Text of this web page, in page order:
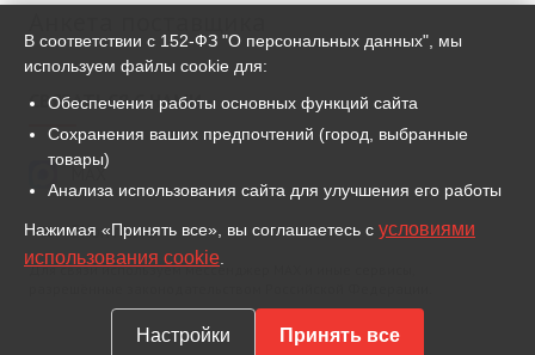
СВЯЗАТЬСЯ С НАМИ
MAX
ВКонтакте
Для связи используем мессенджер MAX и иные сервисы,
В соответствии с 152-ФЗ "О персональных данных", мы
используем файлы cookie для:
Обеспечения работы основных функций сайта
Сохранения ваших предпочтений (город, выбранные
товары)
Анализа использования сайта для улучшения его работы
Нажимая «Принять все», вы соглашаетесь с условиями
использования cookie
Настройки Принять все